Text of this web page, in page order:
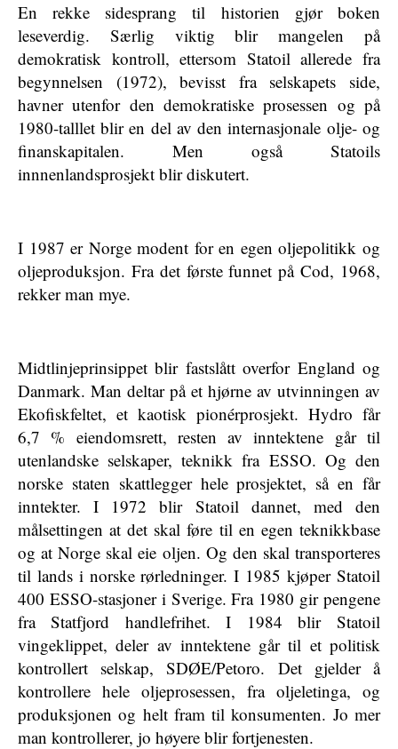
En rekke sidesprang til historien gjør boken
leseverdig. Særlig viktig blir mangelen på
demokratisk kontroll, ettersom Statoil allerede fra
begynnelsen (1972), bevisst fra selskapets side,
havner utenfor den demokratiske prosessen og på
1980-talllet blir en del av den internasjonale olje- og
finanskapitalen. Men også Statoils
innnenlandsprosjekt blir diskutert.
I 1987 er Norge modent for en egen oljepolitikk og
oljeproduksjon. Fra det første funnet på Cod, 1968,
rekker man mye.
Midtlinjeprinsippet blir fastslått overfor England og
Danmark. Man deltar på et hjørne av utvinningen av
Ekofiskfeltet, et kaotisk pionérprosjekt. Hydro får
6,7 % eiendomsrett, resten av inntektene går til
utenlandske selskaper, teknikk fra ESSO. Og den
norske staten skattlegger hele prosjektet, så en får
inntekter. I 1972 blir Statoil dannet, med den
målsettingen at det skal føre til en egen teknikkbase
og at Norge skal eie oljen. Og den skal transporteres
til lands i norske rørledninger. I 1985 kjøper Statoil
400 ESSO-stasjoner i Sverige. Fra 1980 gir pengene
fra Statfjord handlefrihet. I 1984 blir Statoil
vingeklippet, deler av inntektene går til et politisk
kontrollert selskap, SDØE/Petoro. Det gjelder å
kontrollere hele oljeprosessen, fra oljeletinga, og
produksjonen og helt fram til konsumenten. Jo mer
man kontrollerer, jo høyere blir fortjenesten.